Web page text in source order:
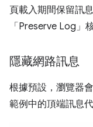
頁載入期間保留訊
「Preserve Log」
隱藏網路訊息
根據預設，瀏覽器
範例中的頂端訊息代